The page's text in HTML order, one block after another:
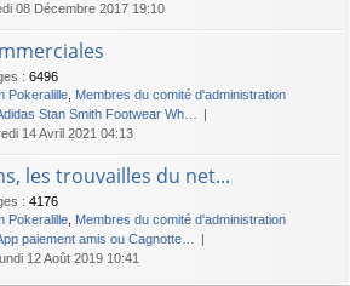
08 Décembre 2017 19:10
: 6496
Pokeralille Membres du comité d'administration
Stan Smith Footwear Wh…
14 Avril 2021 04:13
les trouvailles du net...
: 4176
Pokeralille Membres du comité d'administration
paiement amis ou Cagnotte…
12 Août 2019 10:41